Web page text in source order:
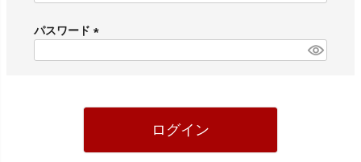
)
パスワード
ログイン